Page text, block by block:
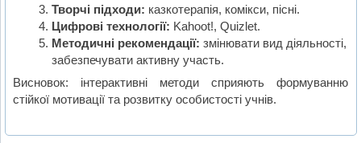
Творчі підходи: казкотерапія, комікси, пісні.
Цифрові технології: Kahoot!, Quizlet.
Методичні рекомендації: змінювати вид діяльності,
забезпечувати активну участь.
Висновок: інтерактивні методи сприяють формуванню
стійкої мотивації та розвитку особистості учнів.